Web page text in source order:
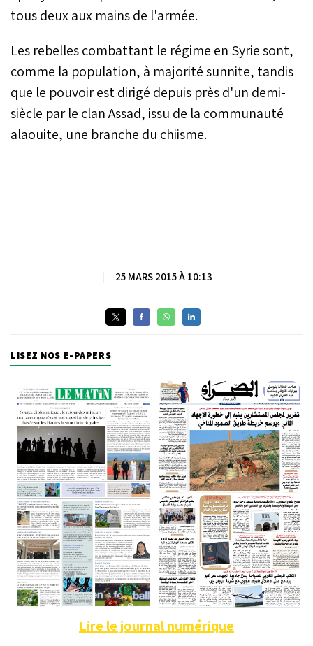
tous deux aux mains de l'armée.
Les rebelles combattant le régime en Syrie sont,
comme la population, à majorité sunnite, tandis
que le pouvoir est dirigé depuis près d'un demi-
siècle par le clan Assad, issu de la communauté
alaouite, une branche du chiisme.
25 MARS 2015 À 10:13
LISEZ NOS E-PAPERS
Lire le journal numérique